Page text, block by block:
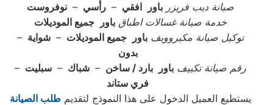
صيانة ديب فريزر باور افقي – رأسي – نوفروست
خدمة صيانة غسالات اطباق باور
جميع الموديلات
توكيل صيانة مكيروويف باور جميع الموديلات – شواية –
بدون
رقم صيانة تكييف باور بارد / ساخن – شباك – سبليت –
فري ستاند
يستطيع العميل الدخول على هذا النموذج لتقديم طلب الصيانة